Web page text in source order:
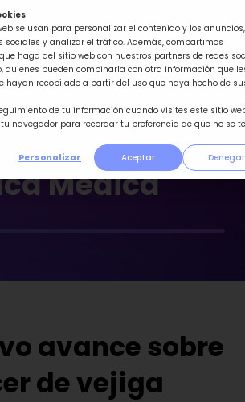
se usan para personalizar el contenido y los anuncios,
sociales y analizar el tráfico. Además, compartimos
haga del sitio web con nuestros partners de redes
quienes pueden combinarla con otra información que
hayan recopilado a partir del uso que haya hecho de
de tu información cuando visites este sitio
navegador para recordar tu preferencia de que no se
Personalizar
Aceptar Denegar
Médica
avance sobre
de vejiga